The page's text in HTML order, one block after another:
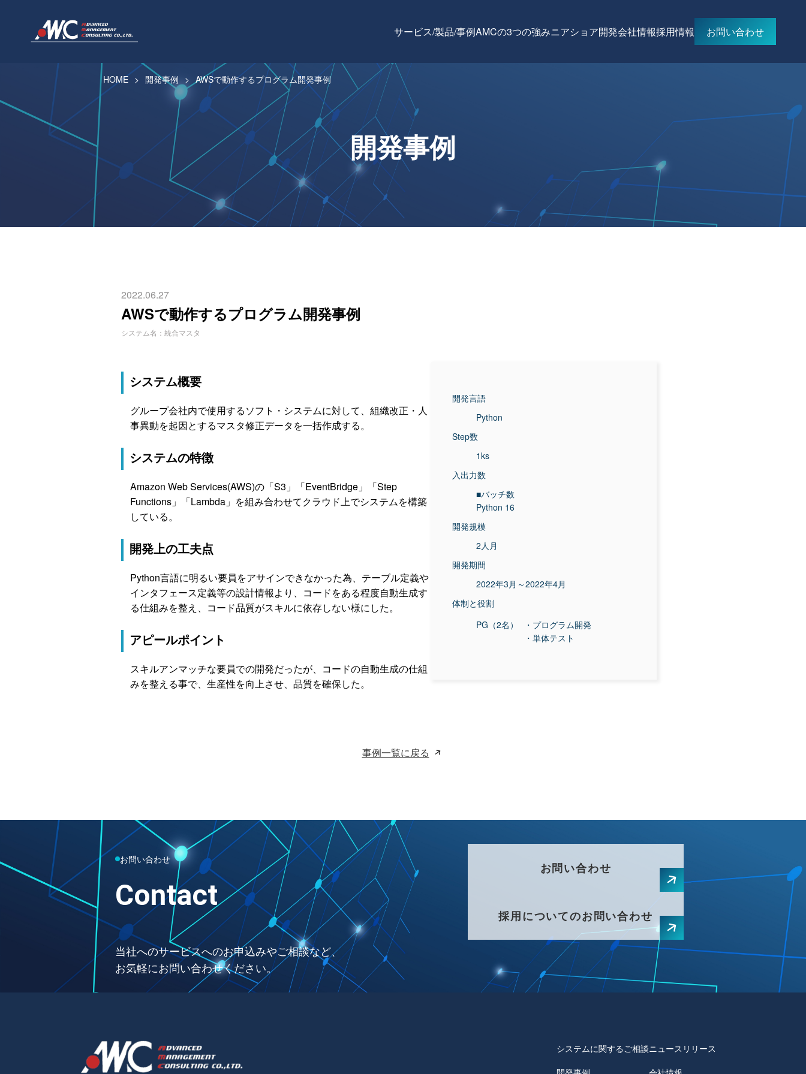
サービス/製品/事例AMCの3つの強みニアショア開発会社情報採用情報 お問い合わせ
HOME 開発事例 AWSで動作するプログラム開発事例
開発事例
2022.06.27
AWSで動作するプログラム開発事例
システム名：統合マスタ
システム概要
グループ会社内で使用するソフト・システムに対して、組織改正・人
事異動を起因とするマスタ修正データを一括作成する。
システムの特徴
Amazon Web Services(AWS)の「S3」「EventBridge」「Step
Functions」「Lambda」を組み合わせてクラウド上でシステムを構築
している。
開発上の工夫点
Python言語に明るい要員をアサインできなかった為、テーブル定義や
インタフェース定義等の設計情報より、コードをある程度自動生成す
る仕組みを整え、コード品質がスキルに依存しない様にした。
アピールポイント
スキルアンマッチな要員での開発だったが、コードの自動生成の仕組
みを整える事で、生産性を向上させ、品質を確保した。
開発言語
Python
Step数
1ks
入出力数
■バッチ数
Python 16
開発規模
2人月
開発期間
2022年3月～2022年4月
体制と役割
PG（2名）
・プログラム開発
・単体テスト
事例一覧に戻る
お問い合わせ
Contact
当社へのサービスへのお申込みやご相談など、
お気軽にお問い合わせください。
お問い合わせ
採用についてのお問い合わせ
システムに関するご相談ニュースリリース